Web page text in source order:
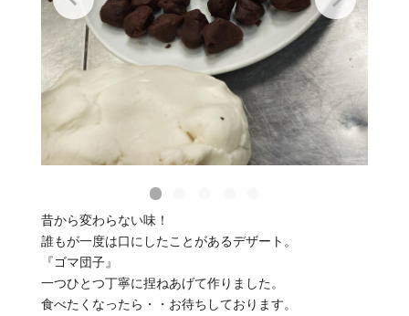
昔から変わらない味！
誰もが一度は口にしたことがあるデザート。
『ゴマ団子』
一つひとつ丁寧に捏ねあげて作りました。
食べたくなったら・・お待ちしております。